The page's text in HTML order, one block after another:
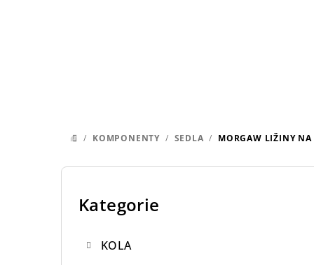
DOMŮ
/ KOMPONENTY / SEDLA / MORGAW LIŽINY NA
P
Přeskočit
kategorie
Kategorie
KOLA